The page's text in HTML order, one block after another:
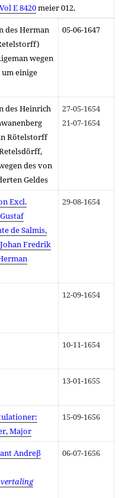
Vol E 8420meier 012.
des Herman
wegen
einige
05-06-1647
des Heinrich
Rötelstorff
des von
Geldes
27-05-1654
21-07-1654
Excl.
de Salmis,
Fredrik
29-08-1654
12-09-1654
10-11-1654
13-01-1655
Major
15-09-1656
Andreβ
06-07-1656